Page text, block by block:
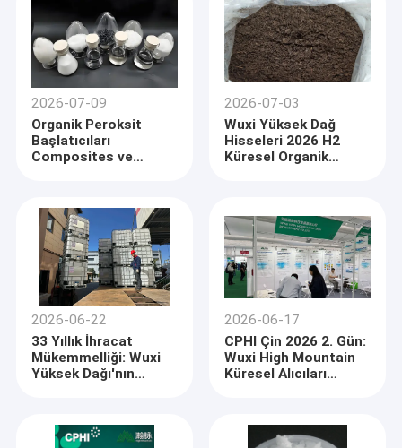
Sergisinde
sergilenecek
2026-07-09
Organik Peroksit
Başlatıcıları
Composites ve
2026-07-03
Wuxi Yüksek Dağ
Hisseleri 2026 H2
Küresel Organik
Yönlendirilmiş
Büyüme Pol
2026-06-22
33 Yıllık İhracat
Mükemmelliği: Wuxi
Yüksek Dağı'nın
Özel Kimyasal'a
Yolculuğu
2026-06-17
CPHI Çin 2026 2. Gün:
Wuxi High Mountain
Küresel Alıcıları